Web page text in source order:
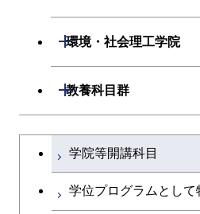
エンジ
ライフ
ース
原子核
コース
エネル
ライフ
ース
原子核
情報通
コース
ライフ
ース
経営工学系
開閉
エンジ
コース
専門科目
エネル
原子核
人間医
応用化
ース
原子核
専門科目
知能情
情報工
知能情
エネル
専門科目
生命理工学系
開閉
ライフ
ース
環境・社会理工学院
開閉
建築学系
開閉
コース
開閉
教養科目群
開閉
文系教養科目
英語科目
大学院課程を切り替える
学院等開講科目
学位プログラムとし